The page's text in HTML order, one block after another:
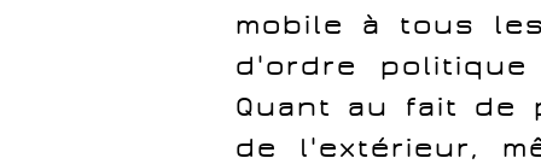
mobile à tous
d'ordre
Quant au fait de
de l'extérieur,